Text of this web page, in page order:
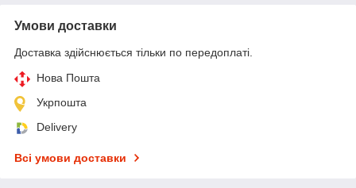
Умови доставки
Доставка здійснюється тільки по передоплаті.
Нова Пошта
Укрпошта
Delivery
Всі умови доставки